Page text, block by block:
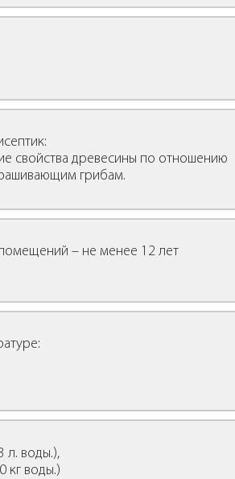
свойства древесины по отношению
грибам.
– не менее 12 лет
л. воды.),
кг воды.)